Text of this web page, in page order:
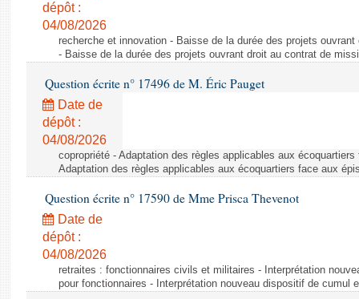
Questions écrites et orales
Comptes rendus des débats
dépôt :
04/08/2026
recherche et innovation - Baisse de la durée des projets
- Baisse de la durée des projets ouvrant droit au contrat de
Question écrite n° 17496 de M. Éric Pauget
Date de
dépôt :
04/08/2026
copropriété - Adaptation des règles applicables aux
Adaptation des règles applicables aux écoquartiers face aux
Question écrite n° 17590 de Mme Prisca Thevenot
Date de
dépôt :
04/08/2026
retraites : fonctionnaires civils et militaires - Interprétation
pour fonctionnaires - Interprétation nouveau dispositif de cumul